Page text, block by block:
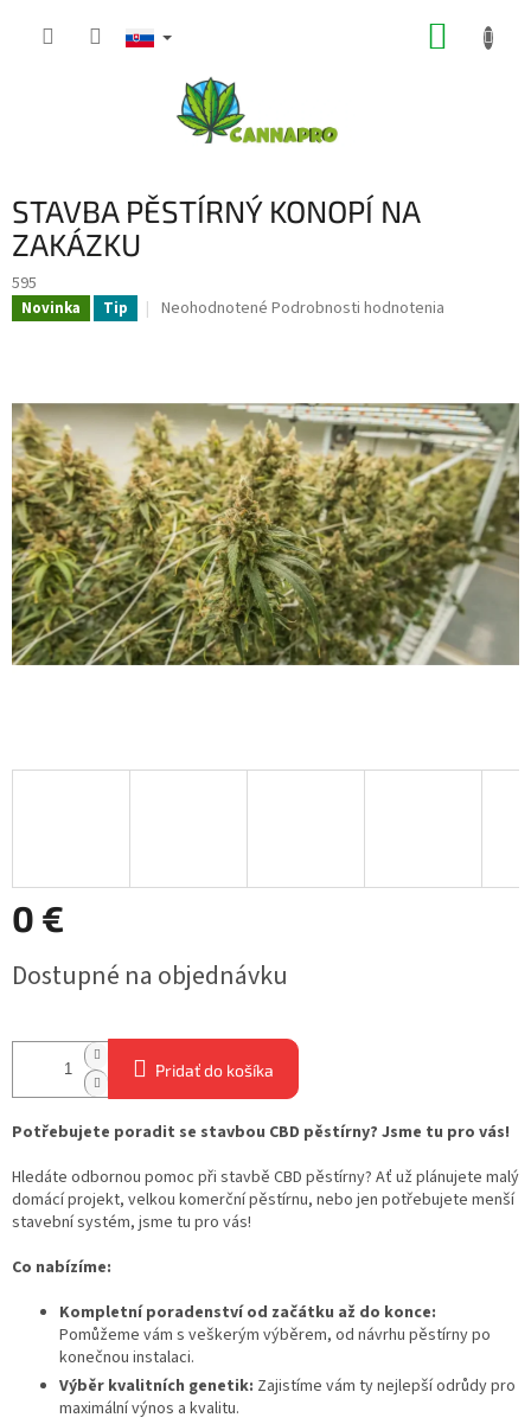
STAVBA PĚSTÍRNÝ KONOPÍ NA
ZAKÁZKU
595
Novinka Tip
Priemerné
z
5
hviezdičiek.
Neohodnotené Podrobnosti hodnotenia
0 €
cena:
Dostupné na objednávku
Pridať do košíka
Potřebujete poradit se stavbou CBD pěstírny? Jsme tu pro vás!
Hledáte odbornou pomoc při stavbě CBD pěstírny? Ať už plánujete malý
domácí projekt, velkou komerční pěstírnu, nebo jen potřebujete menší
stavební systém, jsme tu pro vás!
Co nabízíme:
Kompletní poradenství od začátku až do konce:
Pomůžeme vám s veškerým výběrem, od návrhu pěstírny po
konečnou instalaci.
Výběr kvalitních genetik: Zajistíme vám ty nejlepší odrůdy pro
maximální výnos a kvalitu.